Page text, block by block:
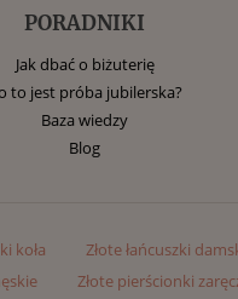
PORADNIKI
Jak dbać o biżuterię
to jest próba jubilerska?
Baza wiedzy
Blog
koła
Złote łańcuszki
Złote pierścionki